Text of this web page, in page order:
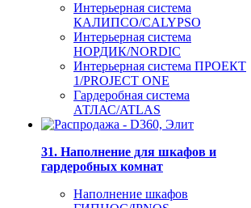
Интерьерная система
КАЛИПСО/CALYPSO
Интерьерная система
НОРДИК/NORDIC
Интерьерная система ПРОЕКТ
1/PROJECT ONE
Гардеробная система
АТЛАС/ATLAS
31. Наполнение для шкафов и
гардеробных комнат
Наполнение шкафов